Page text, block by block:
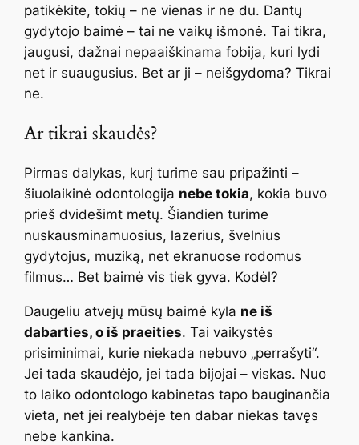
patikėkite, tokių – ne vienas ir ne du. Dantų
gydytojo baimė – tai ne vaikų išmonė. Tai tikra,
įaugusi, dažnai nepaaiškinama fobija, kuri lydi
net ir suaugusius. Bet ar ji – neišgydoma? Tikrai
ne.
Ar tikrai skaudės?
Pirmas dalykas, kurį turime sau pripažinti –
šiuolaikinė odontologija nebe tokia, kokia buvo
prieš dvidešimt metų. Šiandien turime
nuskausminamuosius, lazerius, švelnius
gydytojus, muziką, net ekranuose rodomus
filmus… Bet baimė vis tiek gyva. Kodėl?
Daugeliu atvejų mūsų baimė kyla ne iš
dabarties, o iš praeities. Tai vaikystės
prisiminimai, kurie niekada nebuvo „perrašyti“.
Jei tada skaudėjo, jei tada bijojai – viskas. Nuo
to laiko odontologo kabinetas tapo bauginančia
vieta, net jei realybėje ten dabar niekas tavęs
nebe kankina.